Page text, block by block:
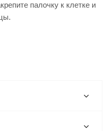
палочку к клетке и